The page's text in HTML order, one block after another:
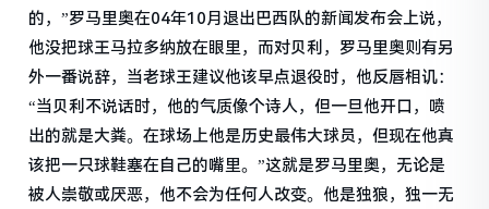
的，”罗马里奥在04年10月退出巴西队的新闻发布会上说，
他没把球王马拉多纳放在眼里，而对贝利，罗马里奥则有另
外一番说辞，当老球王建议他该早点退役时，他反唇相讥：
“当贝利不说话时，他的气质像个诗人，但一旦他开口，喷
出的就是大粪。在球场上他是历史最伟大球员，但现在他真
该把一只球鞋塞在自己的嘴里。”这就是罗马里奥，无论是
被人崇敬或厌恶，他不会为任何人改变。他是独狼，独一无